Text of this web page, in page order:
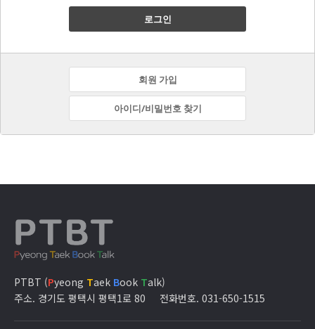
로그인
회원 가입
아이디/비밀번호 찾기
PTBT (Pyeong Taek Book Talk)
주소. 경기도 평택시 평택1로 80
전화번호. 031-650-1515